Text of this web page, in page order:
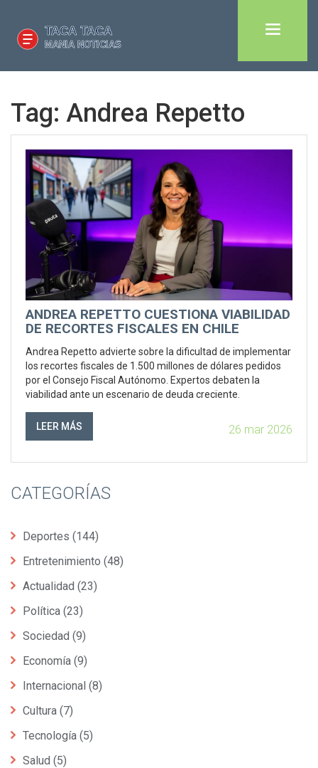
Tag: Andrea Repetto
ANDREA REPETTO CUESTIONA VIABILIDAD
DE RECORTES FISCALES EN CHILE
Andrea Repetto advierte sobre la dificultad de implementar
los recortes fiscales de 1.500 millones de dólares pedidos
por el Consejo Fiscal Autónomo. Expertos debaten la
viabilidad ante un escenario de deuda creciente.
LEER MÁS 26 mar 2026
CATEGORÍAS
Deportes (144)
Entretenimiento (48)
Actualidad (23)
Política (23)
Sociedad (9)
Economía (9)
Internacional (8)
Cultura (7)
Tecnología (5)
Salud (5)